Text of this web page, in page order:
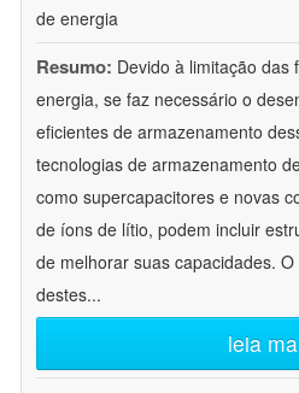
de energia
Resumo: Devido à limitação das
energia, se faz necessário o
eficientes de armazenamento
tecnologias de armazenamento
como supercapacitores e novas
de íons de lítio, podem incluir
de melhorar suas capacidades.
destes...
leia